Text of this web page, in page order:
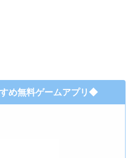
め無料ゲームアプリ◆